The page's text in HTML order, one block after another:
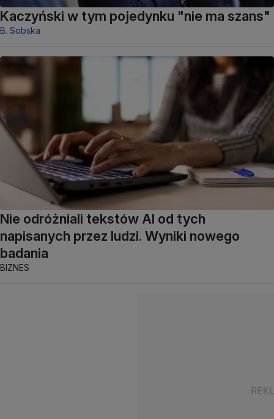
Kaczyński w tym pojedynku "nie ma szans"
B. Sobska
Nie odróżniali tekstów AI od tych
napisanych przez ludzi. Wyniki nowego
badania
BIZNES